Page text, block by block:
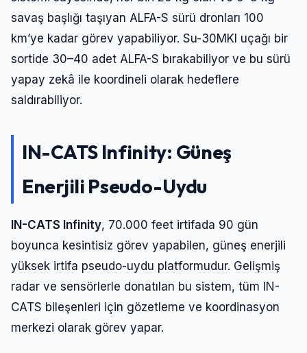
savaş başlığı taşıyan ALFA-S sürü dronları 100
km’ye kadar görev yapabiliyor. Su-30MKI uçağı bir
sortide 30–40 adet ALFA-S bırakabiliyor ve bu sürü
yapay zekâ ile koordineli olarak hedeflere
saldırabiliyor.
IN-CATS Infinity: Güneş
Enerjili Pseudo-Uydu
IN-CATS Infinity, 70.000 feet irtifada 90 gün
boyunca kesintisiz görev yapabilen, güneş enerjili
yüksek irtifa pseudo-uydu platformudur. Gelişmiş
radar ve sensörlerle donatılan bu sistem, tüm IN-
CATS bileşenleri için gözetleme ve koordinasyon
merkezi olarak görev yapar.